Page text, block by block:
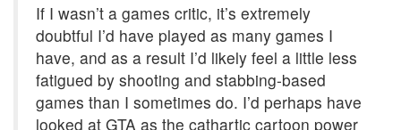
If I wasn’t a games critic, it’s extremely
doubtful I’d have played as many games I
have, and as a result I’d likely feel a little less
fatigued by shooting and stabbing-based
games than I sometimes do. I’d perhaps have
looked at GTA as the cathartic cartoon power